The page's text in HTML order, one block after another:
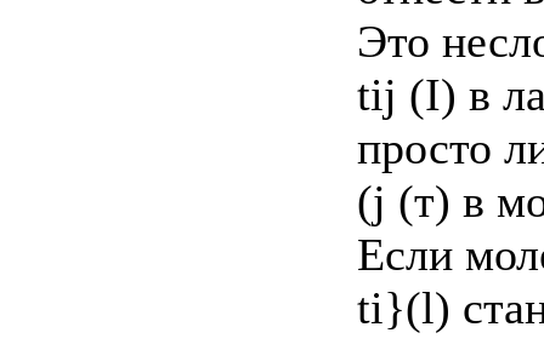
Это
tij (I) в
просто
(j (т) в
Если
ti}(l)